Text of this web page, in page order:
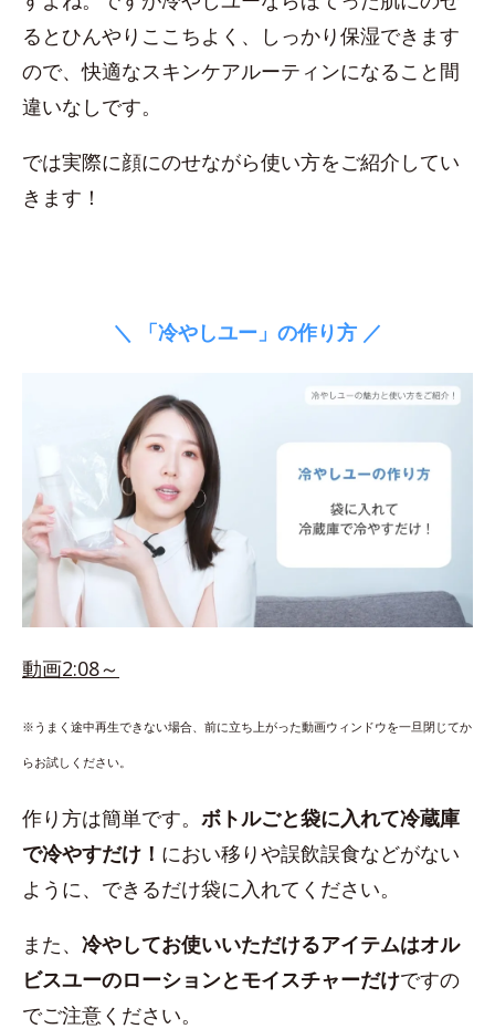
るとひんやりここちよく、しっかり保湿できます
ので、快適なスキンケアルーティンになること間
違いなしです。
では実際に顔にのせながら使い方をご紹介してい
きます！
＼ 「冷やしユー」の作り方 ／
動画2:08～
※うまく途中再生できない場合、前に立ち上がった動画ウィンドウを一旦閉じてか
らお試しください。
作り方は簡単です。 ボトルごと袋に入れて冷蔵庫
で冷やすだけ！ におい移りや誤飲誤食などがない
ように、できるだけ袋に入れてください。
また、 冷やしてお使いいただけるアイテムはオル
ビスユーのローションとモイスチャーだけですの
でご注意ください。